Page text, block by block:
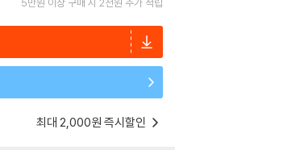
최대 2,000원 즉시할인